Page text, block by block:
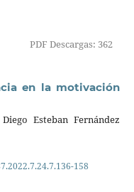
PDF Descargas: 362
en la motivación
Esteban Fernández
158